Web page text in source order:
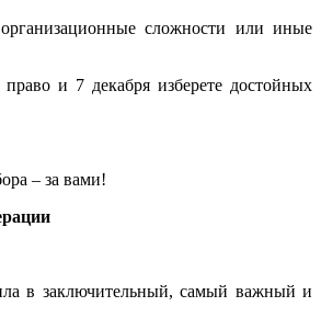
сложности или иные
и 7 декабря изберете достойных
– за вами!
в заключительный, самый важный и